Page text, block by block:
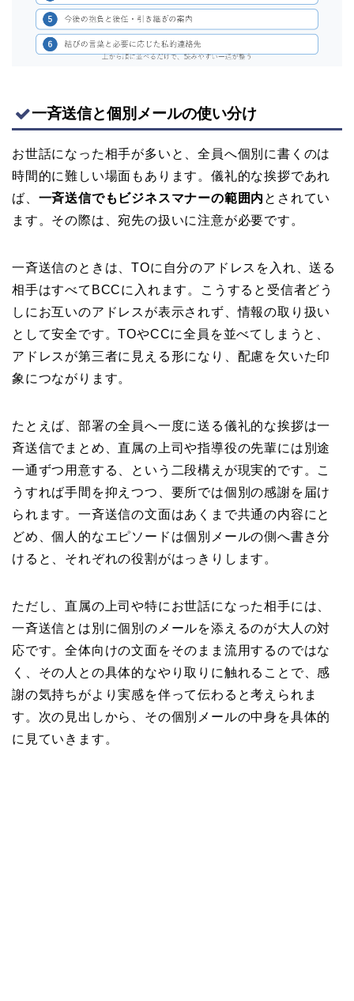
一斉送信と個別メールの使い分け
お世話になった相手が多いと、全員へ個別に書くのは
時間的に難しい場面もあります。儀礼的な挨拶であれ
ば、 一斉送信でもビジネスマナーの範囲内 とされてい
ます。その際は、宛先の扱いに注意が必要です。
一斉送信のときは、TOに自分のアドレスを入れ、送る
相手はすべてBCCに入れます。こうすると受信者どう
しにお互いのアドレスが表示されず、情報の取り扱い
として安全です。TOやCCに全員を並べてしまうと、
アドレスが第三者に見える形になり、配慮を欠いた印
象につながります。
たとえば、部署の全員へ一度に送る儀礼的な挨拶は一
斉送信でまとめ、直属の上司や指導役の先輩には別途
一通ずつ用意する、という二段構えが現実的です。こ
うすれば手間を抑えつつ、要所では個別の感謝を届け
られます。一斉送信の文面はあくまで共通の内容にと
どめ、個人的なエピソードは個別メールの側へ書き分
けると、それぞれの役割がはっきりします。
ただし、直属の上司や特にお世話になった相手には、
一斉送信とは別に個別のメールを添えるのが大人の対
応です。全体向けの文面をそのまま流用するのではな
く、その人との具体的なやり取りに触れることで、感
謝の気持ちがより実感を伴って伝わると考えられま
す。次の見出しから、その個別メールの中身を具体的
に見ていきます。